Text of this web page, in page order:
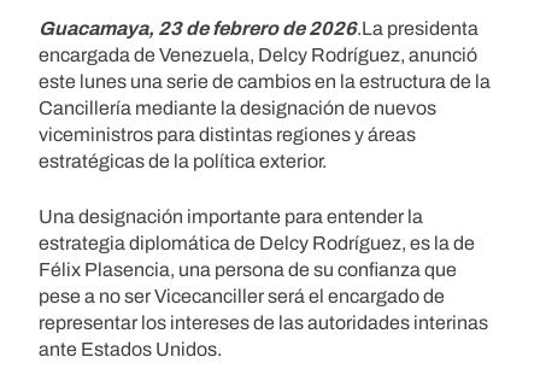
Guacamaya, 23 de febrero de 2026.La presidenta
encargada de Venezuela, Delcy Rodríguez, anunció
este lunes una serie de cambios en la estructura de la
Cancillería mediante la designación de nuevos
viceministros para distintas regiones y áreas
estratégicas de la política exterior.
Una designación importante para entender la
estrategia diplomática de Delcy Rodríguez, es la de
Félix Plasencia, una persona de su confianza que
pese a no ser Vicecanciller será el encargado de
representar los intereses de las autoridades interinas
ante Estados Unidos.